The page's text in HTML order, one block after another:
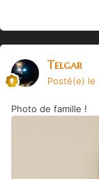
Telgar
Posté(e) le
Photo de famille !